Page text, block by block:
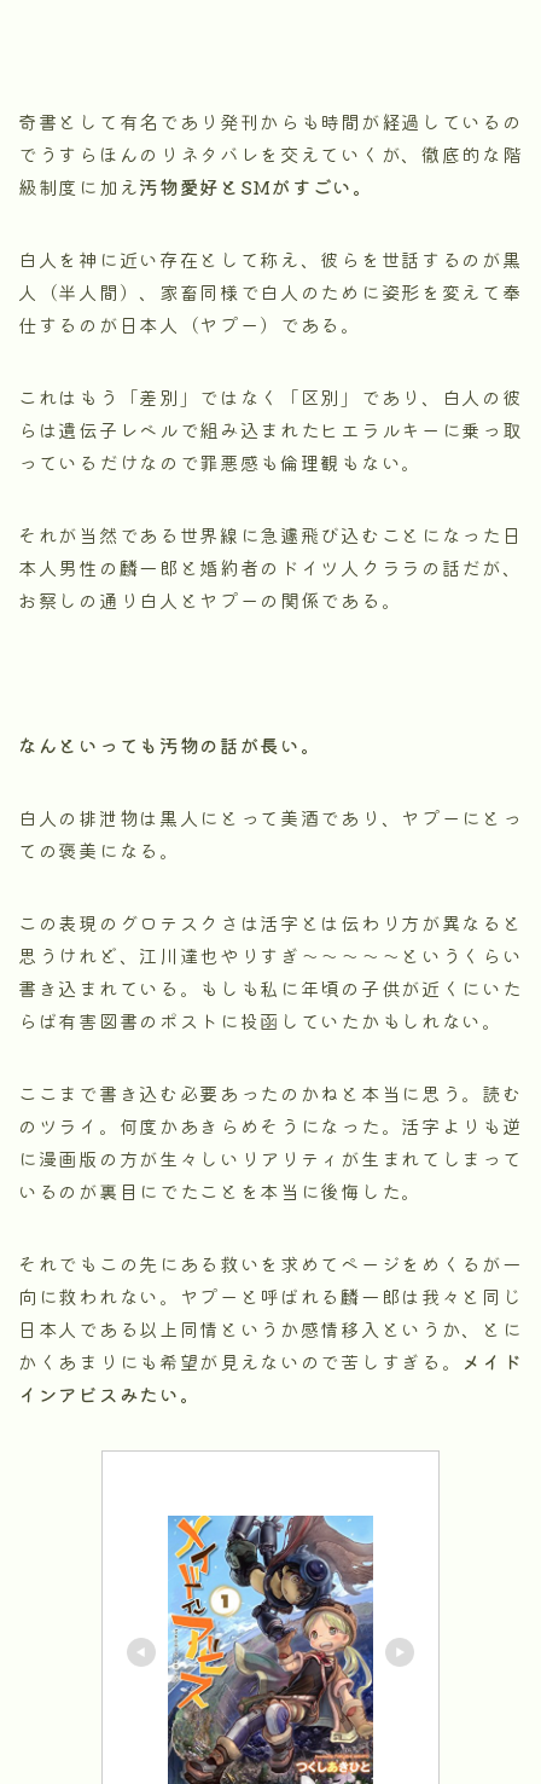
奇書として有名であり発刊からも時間が経過しているの
でうすらほんのりネタバレを交えていくが、徹底的な階
級制度に加え汚物愛好とSMがすごい。
白人を神に近い存在として称え、彼らを世話するのが黒
人（半人間）、家畜同様で白人のために姿形を変えて奉
仕するのが日本人（ヤプー）である。
これはもう「差別」ではなく「区別」であり、白人の彼
らは遺伝子レベルで組み込まれたヒエラルキーに乗っ取
っているだけなので罪悪感も倫理観もない。
それが当然である世界線に急遽飛び込むことになった日
本人男性の麟一郎と婚約者のドイツ人クララの話だが、
お察しの通り白人とヤプーの関係である。
なんといっても汚物の話が長い。
白人の排泄物は黒人にとって美酒であり、ヤプーにとっ
ての褒美になる。
この表現のグロテスクさは活字とは伝わり方が異なると
思うけれど、江川達也やりすぎ～～～～～というくらい
書き込まれている。もしも私に年頃の子供が近くにいた
らば有害図書のポストに投函していたかもしれない。
ここまで書き込む必要あったのかねと本当に思う。読む
のツライ。何度かあきらめそうになった。活字よりも逆
に漫画版の方が生々しいリアリティが生まれてしまって
いるのが裏目にでたことを本当に後悔した。
それでもこの先にある救いを求めてページをめくるが一
向に救われない。ヤプーと呼ばれる麟一郎は我々と同じ
日本人である以上同情というか感情移入というか、とに
かくあまりにも希望が見えないので苦しすぎる。
メイド
インアビスみたい。